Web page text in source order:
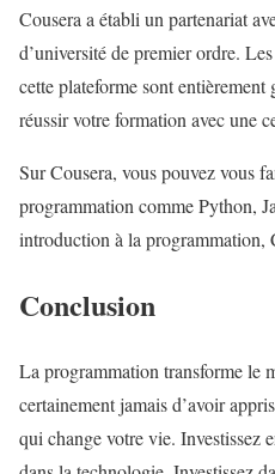
Cousera a établi un partenariat
d’université de premier ordre.
cette plateforme sont
réussir votre formation avec une
Sur Cousera, vous pouvez vous
programmation comme Python,
introduction à la programmation,
Conclusion
La programmation transforme le
certainement jamais d’avoir
qui change votre vie. Investissez